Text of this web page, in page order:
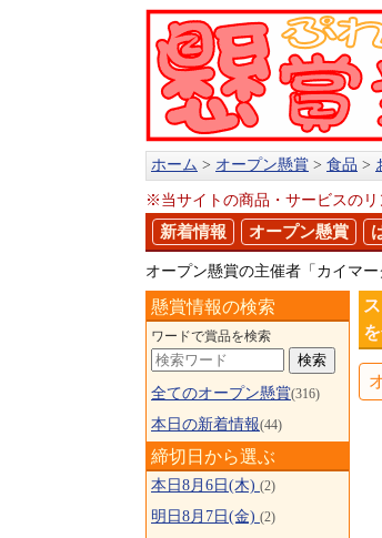
ホーム オープン懸賞 食品
※当サイトの商品・サービスのリ
新着情報 オープン懸賞
オープン懸賞の主催者「カイマ
懸賞情報の検索
ワードで賞品を検索
全てのオープン懸賞(316)
本日の新着情報(44)
締切日から選ぶ
本日8月6日(木) (2)
明日8月7日(金) (2)